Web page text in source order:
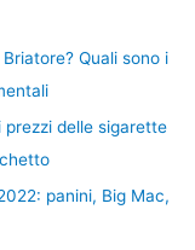
Quali sono i
prezzi delle sigarette
panini, Big Mac,